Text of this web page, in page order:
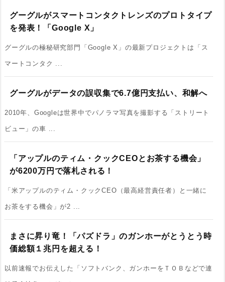
グーグルがスマートコンタクトレンズのプロトタイプ
を発表！「Google X」
グーグルの極秘研究部門「Google X」の最新プロジェクトは「ス
マートコンタク ...
グーグルがデータの誤収集で6.7億円支払い、和解へ
2010年、Googleは世界中でパノラマ写真を撮影する「ストリート
ビュー」の車 ...
「アップルのティム・クックCEOとお茶する機会」
が6200万円で落札される！
「米アップルのティム・クックCEO（最高経営責任者）と一緒に
お茶をする機会」が2 ...
まさに昇り竜！「パズドラ」のガンホーがとうとう時
価総額１兆円を超える！
以前速報でお伝えした「ソフトバンク、ガンホーをＴＯＢなどで連